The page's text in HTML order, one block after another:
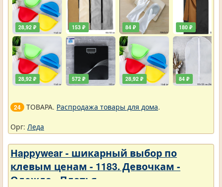
28,92 ₽
28,92 ₽
153 ₽
572 ₽
84 ₽
28,92 ₽
180 ₽
84 ₽
24 ТОВАРА. Распродажа товары для дома.
Орг: Леда
Нappywear - шикарный выбор по
клевым ценам - 1183. Девочкам -
Одежда - Платья